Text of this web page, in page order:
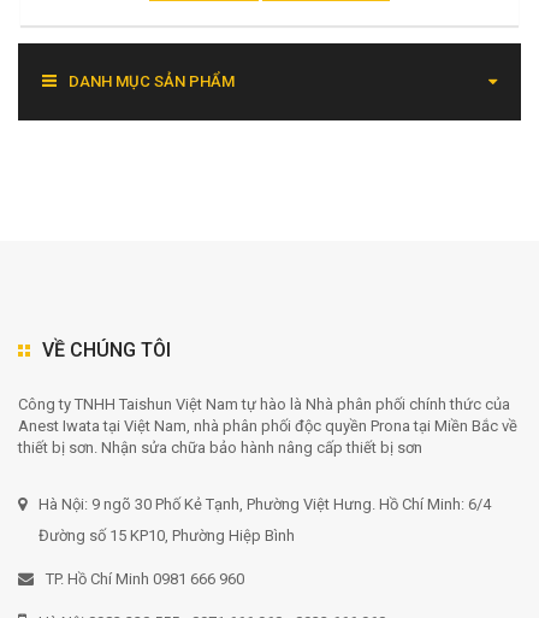
DANH MỤC SẢN PHẨM
VỀ CHÚNG TÔI
Công ty TNHH Taishun Việt Nam tự hào là Nhà phân phối chính thức của
Anest Iwata tại Việt Nam, nhà phân phối độc quyền Prona tại Miền Bắc về
thiết bị sơn. Nhận sửa chữa bảo hành nâng cấp thiết bị sơn
Hà Nội: 9 ngõ 30 Phố Kẻ Tạnh, Phường Việt Hưng. Hồ Chí Minh: 6/4
Đường số 15 KP10, Phường Hiệp Bình
TP. Hồ Chí Minh 0981 666 960